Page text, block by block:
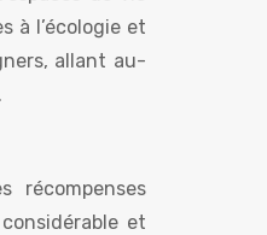
à l’écologie et
allant au-
et